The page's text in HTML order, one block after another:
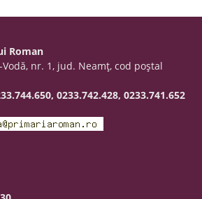
Roman
Vodă, nr. 1, jud. Neamţ, cod poştal
0233.742.428, 0233.741.652